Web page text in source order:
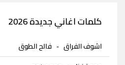
كلمات اغاني جديدة 2026
اشوف الفراق - فالح الطوق